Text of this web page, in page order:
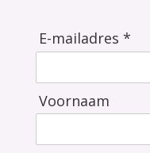
E-mailadres *
Voornaam